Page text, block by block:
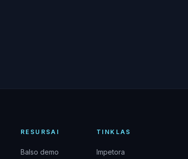
RESURSAI
Balso demo
TINKLAS
Impetora